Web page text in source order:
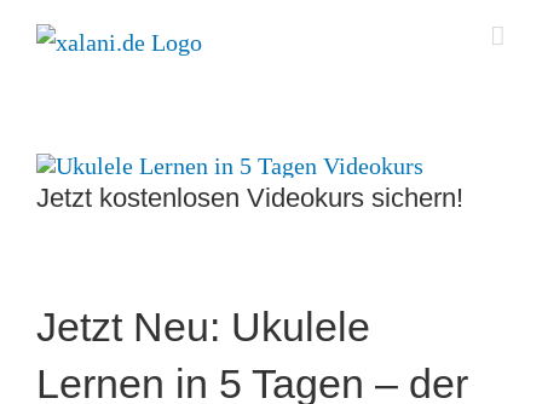
Inhalt
Jetzt kostenlosen Videokurs sichern!
Jetzt Neu: Ukulele
Lernen in 5 Tagen – der